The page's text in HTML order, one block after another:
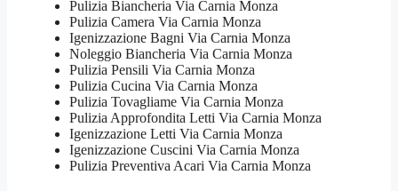
Pulizia Biancheria Via Carnia Monza
Pulizia Camera Via Carnia Monza
Igenizzazione Bagni Via Carnia Monza
Noleggio Biancheria Via Carnia Monza
Pulizia Pensili Via Carnia Monza
Pulizia Cucina Via Carnia Monza
Pulizia Tovagliame Via Carnia Monza
Pulizia Approfondita Letti Via Carnia Monza
Igenizzazione Letti Via Carnia Monza
Igenizzazione Cuscini Via Carnia Monza
Pulizia Preventiva Acari Via Carnia Monza